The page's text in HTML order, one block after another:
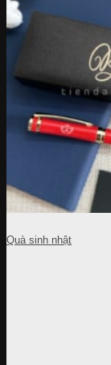
Quà sinh nhật